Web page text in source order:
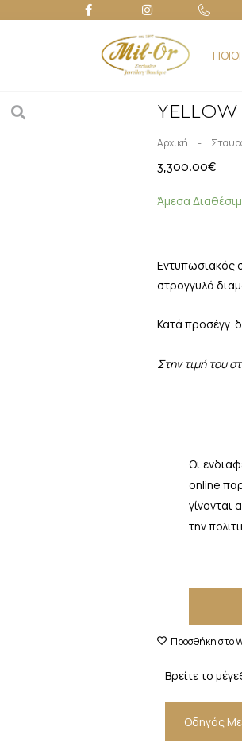
YELLOW
Αρχική -
3,300.00€
Άμεσα
Εντυπωσιακός
στρογγυλά
Κατά προσέγγ.
Στην τιμή του
Οι
online
γίνονται
την
Προσθήκη στο
Βρείτε το
Οδηγός